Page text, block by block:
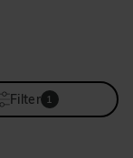
Filter 1